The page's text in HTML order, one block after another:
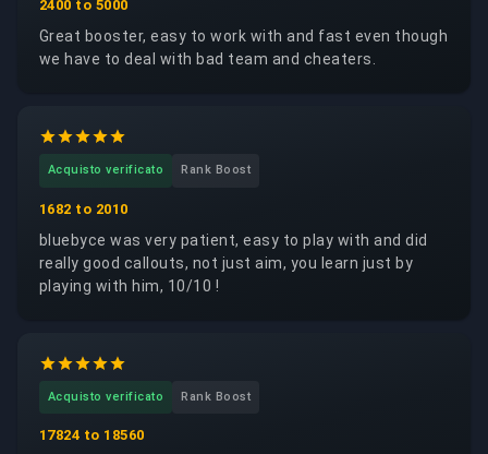
2400 to 5000
Great booster, easy to work with and fast even though
we have to deal with bad team and cheaters.
Acquisto verificato Rank Boost
1682 to 2010
bluebyce was very patient, easy to play with and did
really good callouts, not just aim, you learn just by
playing with him, 10/10 !
Acquisto verificato Rank Boost
17824 to 18560